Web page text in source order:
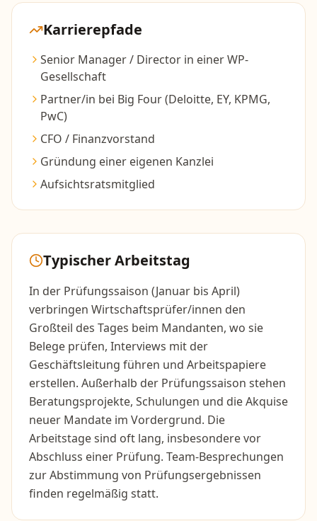
Karrierepfade
Senior Manager / Director in einer WP-
Gesellschaft
Partner/in bei Big Four (Deloitte, EY, KPMG,
PwC)
CFO / Finanzvorstand
Gründung einer eigenen Kanzlei
Aufsichtsratsmitglied
Typischer Arbeitstag
In der Prüfungssaison (Januar bis April)
verbringen Wirtschaftsprüfer/innen den
Großteil des Tages beim Mandanten, wo sie
Belege prüfen, Interviews mit der
Geschäftsleitung führen und Arbeitspapiere
erstellen. Außerhalb der Prüfungssaison stehen
Beratungsprojekte, Schulungen und die Akquise
neuer Mandate im Vordergrund. Die
Arbeitstage sind oft lang, insbesondere vor
Abschluss einer Prüfung. Team-Besprechungen
zur Abstimmung von Prüfungsergebnissen
finden regelmäßig statt.